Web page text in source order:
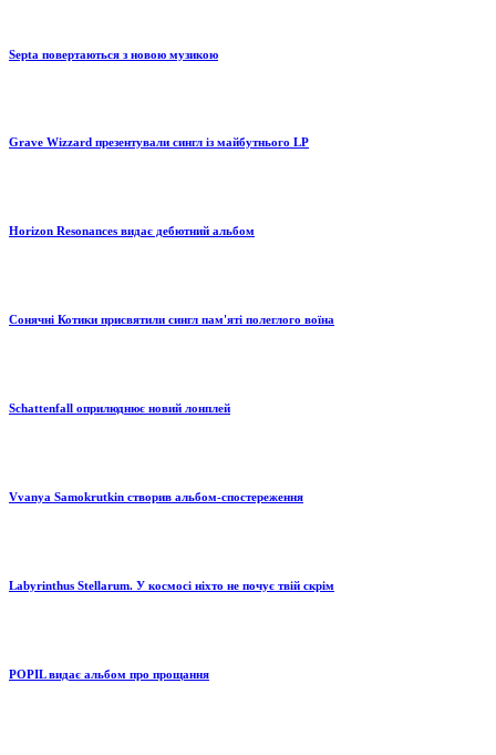
Septa повертаються з новою музикою
Grave Wizzard презентували сингл із майбутнього LP
Horizon Resonances видає дебютний альбом
Сонячні Котики присвятили сингл пам'яті полеглого воїна
Schattenfall оприлюднює новий лонплей
Vvanya Samokrutkin створив альбом-спостереження
Labyrinthus Stellarum. У космосі ніхто не почує твій скрім
POPIL видає альбом про прощання